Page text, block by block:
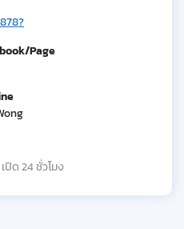
Page
เปิด 24 ชั่วโมง